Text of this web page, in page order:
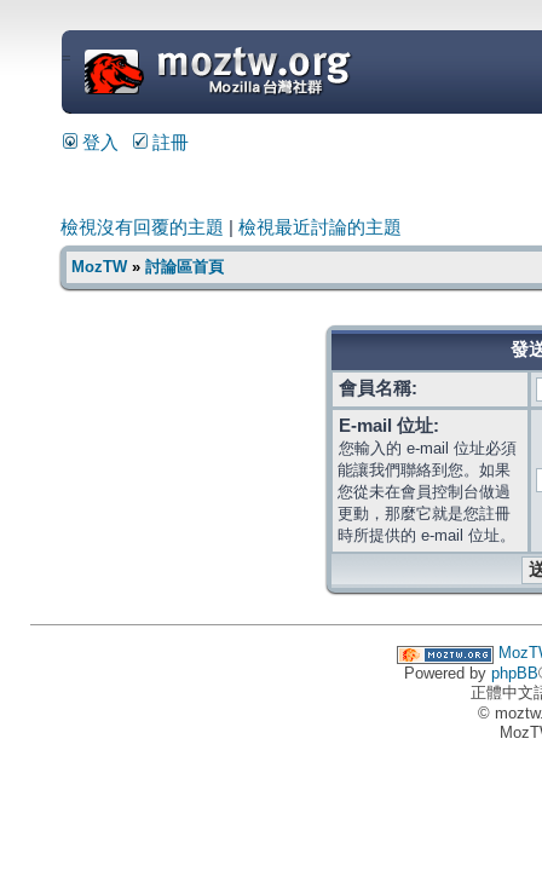
=
登入 註冊
檢視沒有回覆的主題 檢視最近討論的主題
MozTW» 討論區首頁
發
會員名稱:
E-mail 位址:
您輸入的 e-mail 位址必須
能讓我們聯絡到您。如果
您從未在會員控制台做過
更動，那麼它就是您註冊
時所提供的 e-mail 位址。
Powered by phpBB
正體中文
©